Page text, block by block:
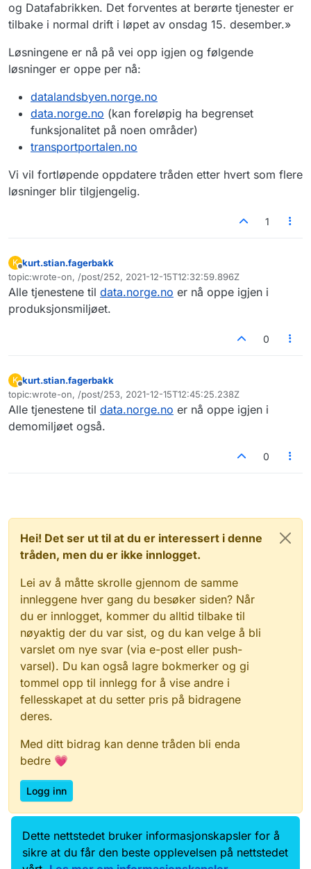
og Datafabrikken. Det forventes at berørte tjenester er
tilbake i normal drift i løpet av onsdag 15. desember.»
Løsningene er nå på vei opp igjen og følgende
løsninger er oppe per nå:
datalandsbyen.norge.no
data.norge.no (kan foreløpig ha begrenset
funksjonalitet på noen områder)
transportportalen.no
Vi vil fortløpende oppdatere tråden etter hvert som flere
løsninger blir tilgjengelig.
1
K
Frakoblet
kurt.stian.fagerbakk
topic:wrote-on, /post/252, 2021-12-15T12:32:59.896Z
Sist endret av
Alle tjenestene til data.norge.no er nå oppe igjen i
produksjonsmiljøet.
0
K
Frakoblet
kurt.stian.fagerbakk
topic:wrote-on, /post/253, 2021-12-15T12:45:25.238Z
Sist endret av
Alle tjenestene til data.norge.no er nå oppe igjen i
demomiljøet også.
0
Hei! Det ser ut til at du er interessert i denne
tråden, men du er ikke innlogget.
Lei av å måtte skrolle gjennom de samme
innleggene hver gang du besøker siden? Når
du er innlogget, kommer du alltid tilbake til
nøyaktig der du var sist, og du kan velge å bli
varslet om nye svar (via e-post eller push-
varsel). Du kan også lagre bokmerker og gi
tommel opp til innlegg for å vise andre i
fellesskapet at du setter pris på bidragene
deres.
Med ditt bidrag kan denne tråden bli enda
bedre 💗
Logg inn
Data.norge.no
Kontakt oss
Dette nettstedet bruker informasjonskapsler for å
sikre at du får den beste opplevelsen på nettstedet